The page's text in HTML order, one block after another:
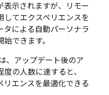
表示されますが、リモー
してエクスペリエンスを
タによる自動パーソナラ
できます。
、アップデート後のア
の人数に達すると、
リエンスを最適化できる